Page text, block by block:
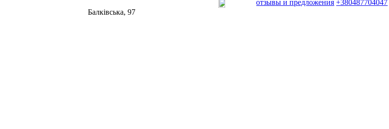
отзывы и предложения +380487704047
Балківська, 97